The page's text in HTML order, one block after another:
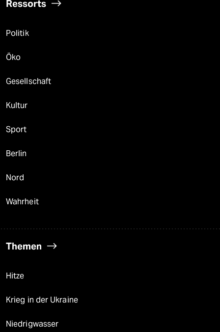
Ressorts
Politik
Öko
Gesellschaft
Kultur
Sport
Berlin
Nord
Wahrheit
Themen
Hitze
Krieg in der Ukraine
Niedrigwasser